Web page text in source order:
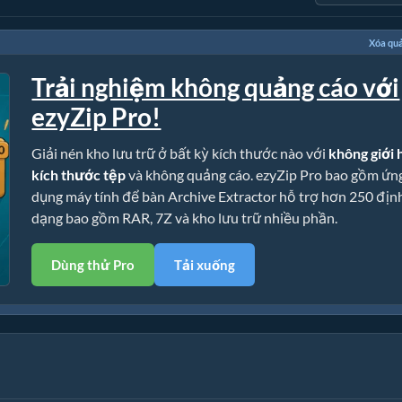
Xóa
Trải nghiệm không quảng cáo với
ezyZip Pro!
Giải nén kho lưu trữ ở bất kỳ kích thước nào với không giới
kích thước tệpvà không quảng cáo. ezyZip Pro bao gồm
dụng máy tính để bàn Archive Extractor hỗ trợ hơn 250
dạng bao gồm RAR, 7Z và kho lưu trữ nhiều phần.
Dùng thử Pro Tải xuống
cài đặt)